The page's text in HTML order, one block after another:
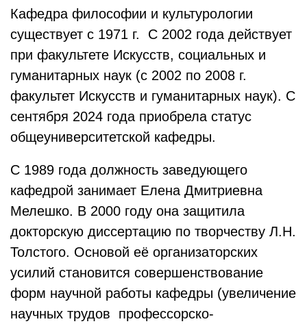
Кафедра философии и культурологии
существует с 1971 г. С 2002 года действует
при факультете Искусств, социальных и
гуманитарных наук (с 2002 по 2008 г.
факультет Искусств и гуманитарных наук). С
сентября 2024 года приобрела статус
общеуниверситетской кафедры.
С 1989 года должность заведующего
кафедрой занимает Елена Дмитриевна
Мелешко. В 2000 году она защитила
докторскую диссертацию по творчеству Л.Н.
Толстого. Основой её организаторских
усилий становится совершенствование
форм научной работы кафедры (увеличение
научных трудов профессорско-